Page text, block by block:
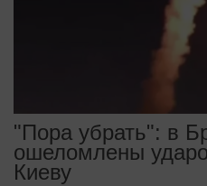
"Пора убрать": в
ошеломлены
Киеву